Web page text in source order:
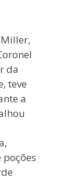
da
teve
a